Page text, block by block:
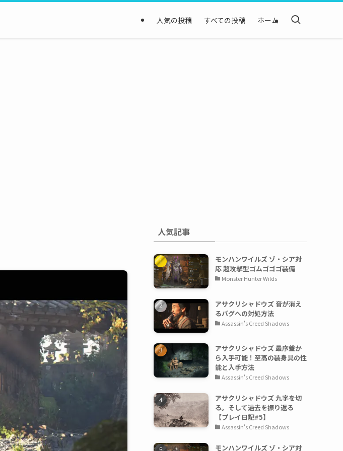
人気の投稿 すべての投稿 ホーム
人気記事
モンハンワイルズ ゾ・シア対
応 超攻撃型ゴムゴゴゴ装備
Monster Hunter Wilds
アサクリシャドウズ 音が消え
るバグへの対処方法
Assassin's Creed Shadows
アサクリシャドウズ 最序盤か
ら入手可能！至高の装身具の性
能と入手方法
Assassin's Creed Shadows
アサクリシャドウズ 九字を切
る。そして過去を振り返る
【プレイ日記#5】
Assassin's Creed Shadows
モンハンワイルズ ゾ・シア対